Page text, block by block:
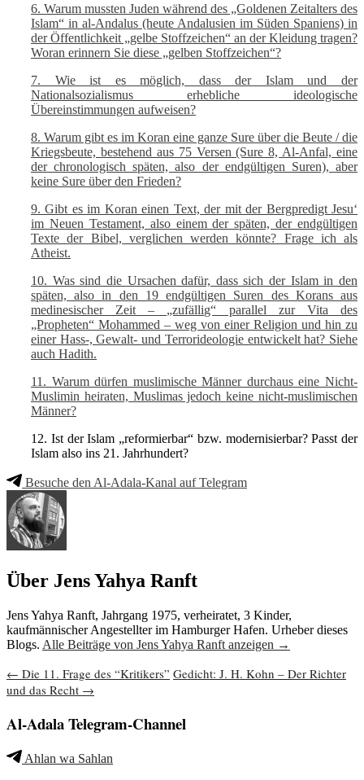
6. Warum mussten Juden während des „Goldenen Zeitalters des
Islam“ in al-Andalus (heute Andalusien im Süden Spaniens) in
der Öffentlichkeit „gelbe Stoffzeichen“ an der Kleidung tragen?
Woran erinnern Sie diese „gelben Stoffzeichen“?
7. Wie ist es möglich, dass der Islam und der
Nationalsozialismus erhebliche ideologische
Übereinstimmungen aufweisen?
8. Warum gibt es im Koran eine ganze Sure über die Beute / die
Kriegsbeute, bestehend aus 75 Versen (Sure 8, Al-Anfal, eine
der chronologisch späten, also der endgültigen Suren), aber
keine Sure über den Frieden?
9. Gibt es im Koran einen Text, der mit der Bergpredigt Jesu‘
im Neuen Testament, also einem der späten, der endgültigen
Texte der Bibel, verglichen werden könnte? Frage ich als
Atheist.
10. Was sind die Ursachen dafür, dass sich der Islam in den
späten, also in den 19 endgültigen Suren des Korans aus
medinesischer Zeit – „zufällig“ parallel zur Vita des
„Propheten“ Mohammed – weg von einer Religion und hin zu
einer Hass-, Gewalt- und Terrorideologie entwickelt hat? Siehe
auch Hadith.
11. Warum dürfen muslimische Männer durchaus eine Nicht-
Muslimin heiraten, Muslimas jedoch keine nicht-muslimischen
Männer?
12. Ist der Islam „reformierbar“ bzw. modernisierbar? Passt der
Islam also ins 21. Jahrhundert?
Besuche den Al-Adala-Kanal auf Telegram
Über Jens Yahya Ranft
Jens Yahya Ranft, Jahrgang 1975, verheiratet, 3 Kinder,
kaufmännischer Angestellter im Hamburger Hafen. Urheber dieses
Blogs. Alle Beiträge von Jens Yahya Ranft anzeigen →
Beitragsnavigation
← Die 11. Frage des “Kritikers” Gedicht: J. H. Kohn – Der Richter
und das Recht →
Al-Adala Telegram-Channel
Ahlan wa Sahlan